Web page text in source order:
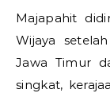
Majapahit
Wijaya
Jawa Timur
singkat,